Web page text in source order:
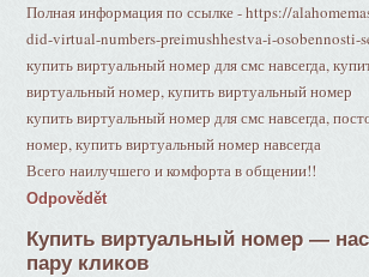
Полная информация по ссылке - https://
did-virtual-numbers-preimushhestva-i-osobennosti-
купить виртуальный номер для смс навсегда,
виртуальный номер, купить виртуальный номер
купить виртуальный номер для смс навсегда,
номер, купить виртуальный номер навсегда
Всего наилучшего и комфорта в общении!!
Odpovědět
Купить виртуальный номер —
пару кликов